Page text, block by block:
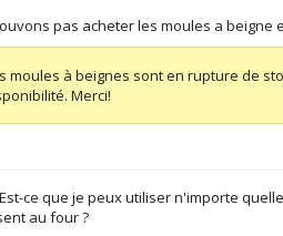
pas acheter les moules a beigne
moules à beignes sont en rupture de
Merci!
ce que je peux utiliser n'importe
au four ?